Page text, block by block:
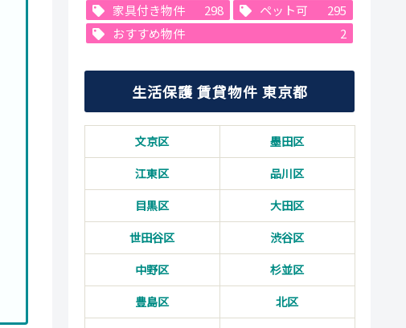
家具付き物件
298 ペット可
295
おすすめ物件
2
生活保護 賃貸物件 東京都
文京区
墨田区
江東区
品川区
目黒区
大田区
世田谷区
渋谷区
中野区
杉並区
豊島区
北区